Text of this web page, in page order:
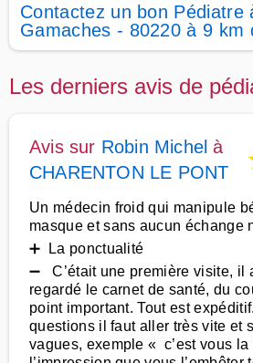
Contactez un bon Pédiatre
Gamaches - 80220 à 9 km
Les derniers avis de
Avis sur Robin Michel à
CHARENTON LE PONT
Un médecin froid qui manipule
masque et sans aucun échange
➕ La ponctualité
➖ C’était une première visite, il
regardé le carnet de santé, du
point important. Tout est
questions il faut aller très vite et
vagues, exemple « c’est vous